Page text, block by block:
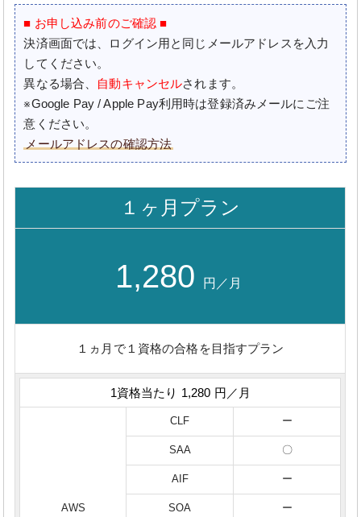
■ お申し込み前のご確認 ■
決済画面では、ログイン用と同じメールアドレスを入力
してください。
異なる場合、
自動キャンセルされます。
※Google Pay / Apple Pay利用時は登録済みメールにご注
意ください。
メールアドレスの確認方法
１ヶ月プラン
1,280 円／月
１ヵ月で１資格の合格を目指すプラン
1資格当たり 1,280 円／月
AWS
CLF ー
SAA 〇
AIF ー
SOA ー